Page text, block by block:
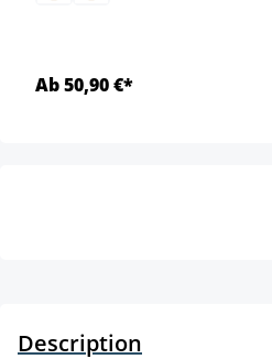
Ab 50,90 €*
Description